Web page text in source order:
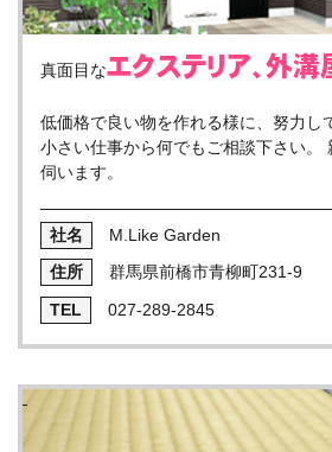
真面目なエクステリア、外溝
低価格で良い物を作れる様に、努力し
小さい仕事から何でもご相談下さい。
伺います。
M.Like Garden
群馬県前橋市青柳町231-9
027-289-2845